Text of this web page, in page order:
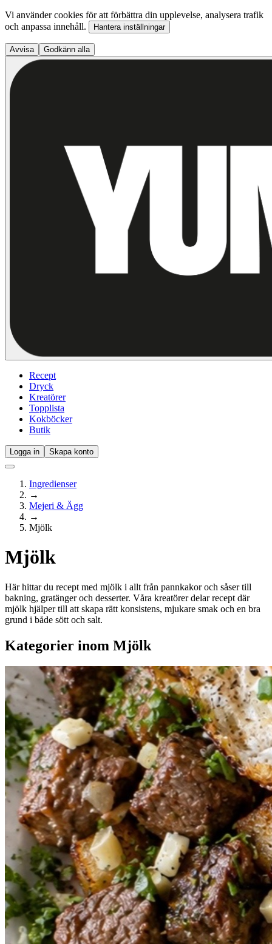
Vi använder cookies för att förbättra din upplevelse, analysera trafik
och anpassa innehåll.
Hantera inställningar
Avvisa Godkänn alla
Recept
Dryck
Kreatörer
Topplista
Kokböcker
Butik
Logga in Skapa konto
Ingredienser
→
Mejeri & Ägg
→
Mjölk
Mjölk
Här hittar du recept med mjölk i allt från pannkakor och såser till
bakning, gratänger och desserter. Våra kreatörer delar recept där
mjölk hjälper till att skapa rätt konsistens, mjukare smak och en bra
grund i både sött och salt.
Kategorier inom Mjölk